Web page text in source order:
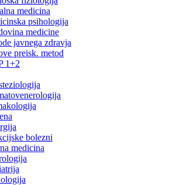
medicina
psihologija
medicine
javnega zdravja
preisk. metod
1+2
bolezni
medicina